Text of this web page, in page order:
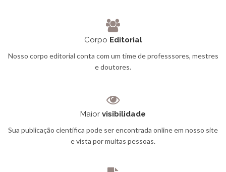
Corpo Editorial
Nosso corpo editorial conta com um time de professsores, mestres
e doutores.
Maior visibilidade
Sua publicação científica pode ser encontrada online em nosso site
e vista por muitas pessoas.